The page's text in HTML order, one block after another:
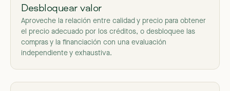
Desbloquear valor
Aproveche la relación entre calidad y precio para obtener
el precio adecuado por los créditos, o desbloquee las
compras y la financiación con una evaluación
independiente y exhaustiva.